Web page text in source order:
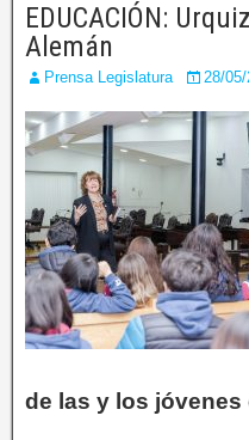
EDUCACIÓN:
Alemán
Prensa Legislatura 28/
de las y los jóvenes